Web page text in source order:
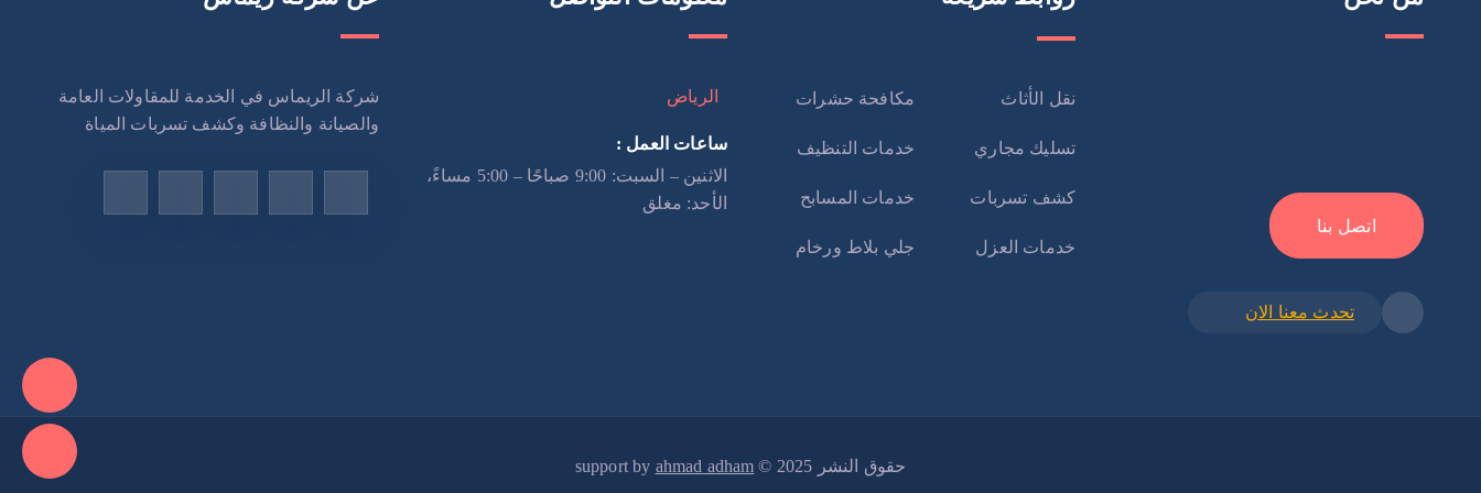
اتصل بنا
تحدث معنا الان
نقل الأثاث مكافحة حشرات
تسليك مجاري خدمات التنظيف
كشف تسربات خدمات المسابح
خدمات العزل جلي بلاط ورخام
الرياض
ساعات العمل :
الاثنين – السبت: 9:00 صباحًا – 5:00 مساءً،
الأحد: مغلق
شركة الريماس في الخدمة للمقاولات العامة
والصيانة والنظافة وكشف تسربات المياة
حقوق النشر 2025 © support by ahmad adham